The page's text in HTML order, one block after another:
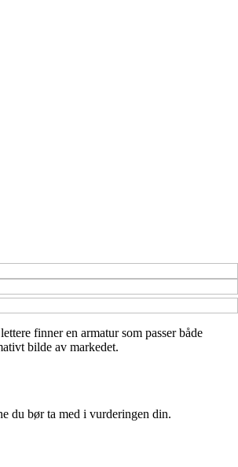
finner en armatur som passer både
bilde av markedet.
du bør ta med i vurderingen din.